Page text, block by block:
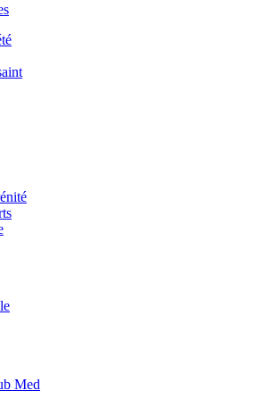
Med